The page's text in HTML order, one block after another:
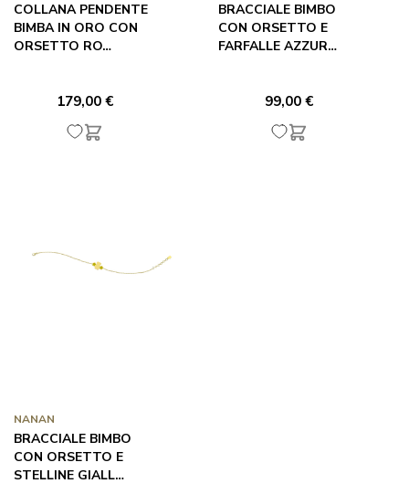
COLLANA PENDENTE
BIMBA IN ORO CON
ORSETTO RO…
179,00 €
BRACCIALE BIMBO
CON ORSETTO E
FARFALLE AZZUR…
99,00 €
NANAN
BRACCIALE BIMBO
CON ORSETTO E
STELLINE GIALL…